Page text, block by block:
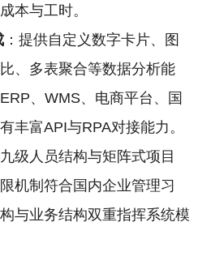
本与工时。
：提供自定义数字卡片、图
、多表聚合等数据分析能
、WMS、电商平台、国
丰富API与RPA对接能力。
九级人员结构与矩阵式项目
机制符合国内企业管理习
与业务结构双重指挥系统模